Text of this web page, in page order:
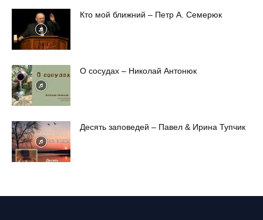
Кто мой ближний – Петр А. Семерюк
О сосудах – Николай Антонюк
Десять заповедей – Павел & Ирина Тупчик